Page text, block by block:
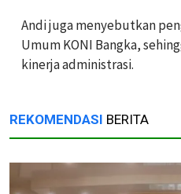
Andi juga menyebutkan
Umum KONI Bangka,
kinerja administrasi.
REKOMENDASI BERITA